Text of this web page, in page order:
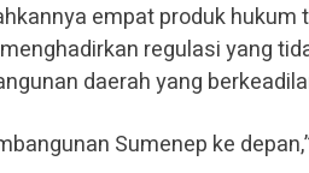
empat produk hukum
regulasi yang
daerah yang
Sumenep ke